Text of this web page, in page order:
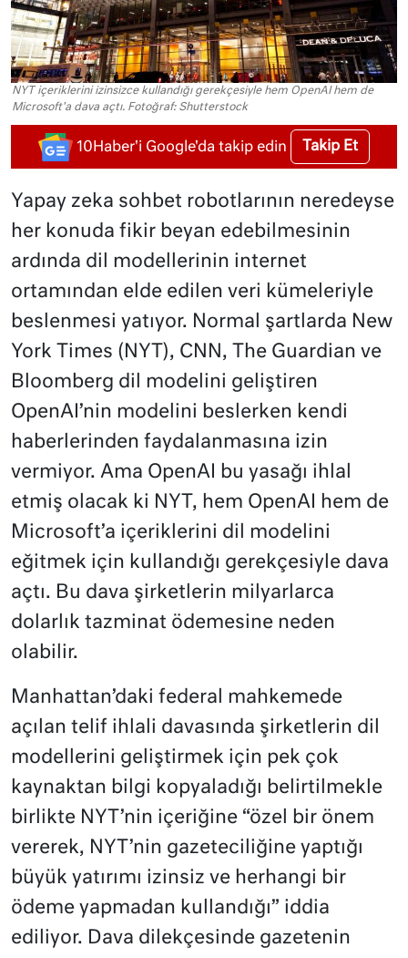
NYT içeriklerini izinsizce kullandığı gerekçesiyle hem OpenAI hem de
Microsoft'a dava açtı. Fotoğraf: Shutterstock
10Haber'i Google'da takip edin Takip Et
Yapay zeka sohbet robotlarının neredeyse
her konuda fikir beyan edebilmesinin
ardında dil modellerinin internet
ortamından elde edilen veri kümeleriyle
beslenmesi yatıyor. Normal şartlarda New
York Times (NYT), CNN, The Guardian ve
Bloomberg dil modelini geliştiren
OpenAI’nin modelini beslerken kendi
haberlerinden faydalanmasına izin
vermiyor. Ama OpenAI bu yasağı ihlal
etmiş olacak ki NYT, hem OpenAI hem de
Microsoft’a içeriklerini dil modelini
eğitmek için kullandığı gerekçesiyle dava
açtı. Bu dava şirketlerin milyarlarca
dolarlık tazminat ödemesine neden
olabilir.
Manhattan’daki federal mahkemede
açılan telif ihlali davasında şirketlerin dil
modellerini geliştirmek için pek çok
kaynaktan bilgi kopyaladığı belirtilmekle
birlikte NYT’nin içeriğine “özel bir önem
vererek, NYT’nin gazeteciliğine yaptığı
büyük yatırımı izinsiz ve herhangi bir
ödeme yapmadan kullandığı” iddia
ediliyor. Dava dilekçesinde gazetenin